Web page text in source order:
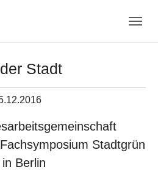
Stadt
Stadtgrün
Berlin